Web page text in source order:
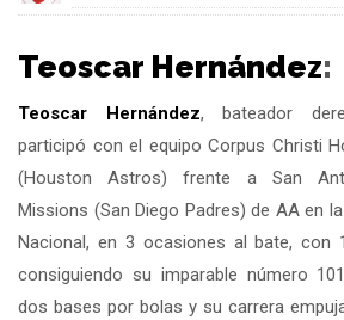
Teoscar Hernández:
Teoscar Hernández, bateador
participó con el equipo Corpus Christi
(Houston Astros) frente a San
Missions (San Diego Padres) de AA en
Nacional, en 3 ocasiones al bate, con
consiguiendo su imparable número
dos bases por bolas y su carrera